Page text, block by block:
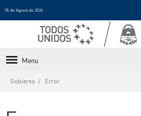
05 de Agosto de 2026
Menu
Gobierno Error